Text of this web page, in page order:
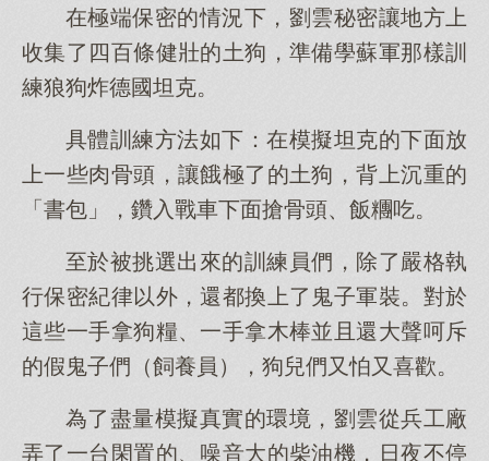
在極端保密的情況下，劉雲秘密讓地方上
收集了四百條健壯的土狗，準備學蘇軍那樣訓
練狼狗炸德國坦克。
具體訓練方法如下：在模擬坦克的下面放
上一些肉骨頭，讓餓極了的土狗，背上沉重的
「書包」，鑽入戰車下面搶骨頭、飯糰吃。
至於被挑選出來的訓練員們，除了嚴格執
行保密紀律以外，還都換上了鬼子軍裝。對於
這些一手拿狗糧、一手拿木棒並且還大聲呵斥
的假鬼子們（飼養員），狗兒們又怕又喜歡。
為了盡量模擬真實的環境，劉雲從兵工廠
弄了一台閑置的、噪音大的柴油機，日夜不停